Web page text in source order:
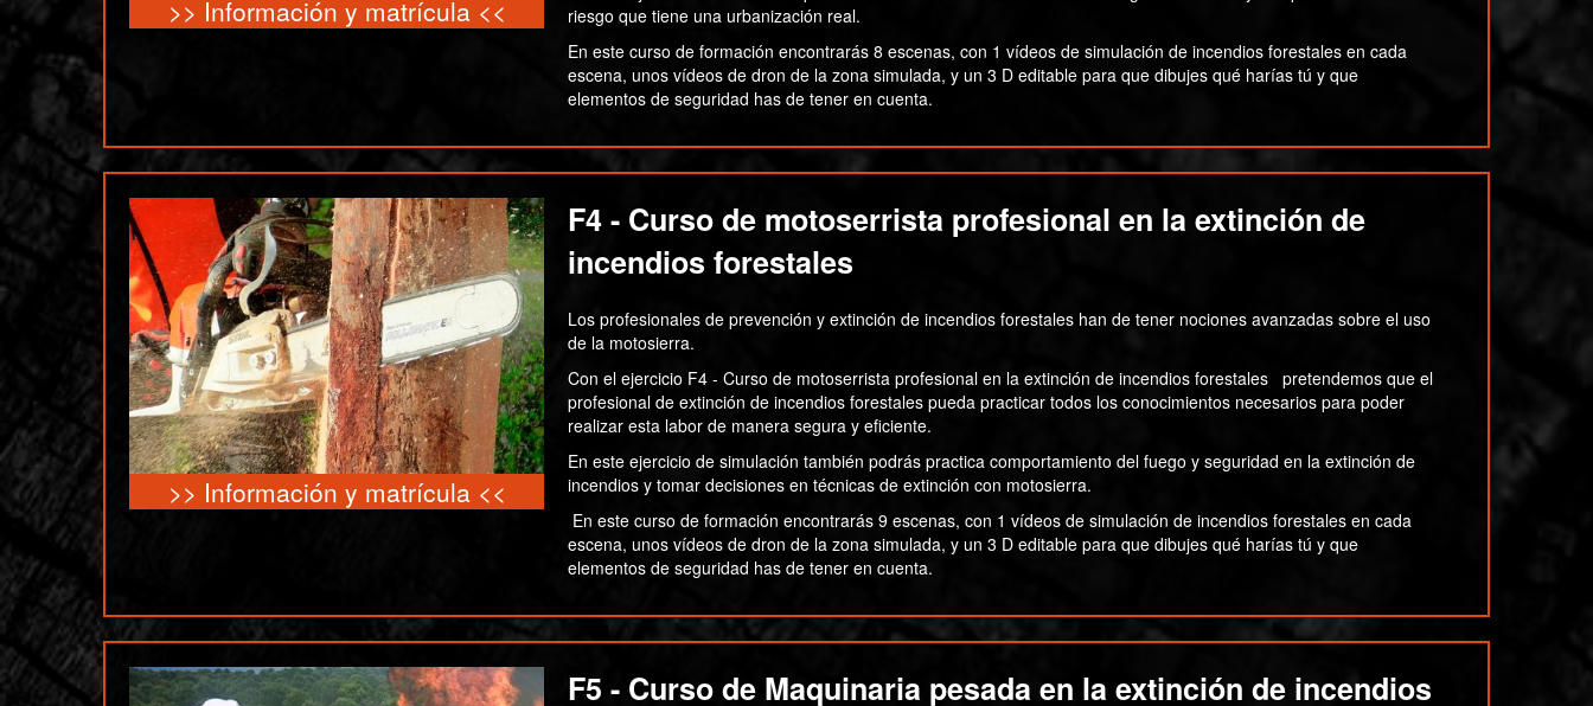
>> Información y matrícula <<
riesgo que tiene una urbanización real.
En este curso de formación encontrarás 8 escenas, con 1 vídeos de simulación de incendios forestales en cada
escena, unos vídeos de dron de la zona simulada, y un 3 D editable para que dibujes qué harías tú y que
elementos de seguridad has de tener en cuenta.
>> Información y matrícula <<
F4 - Curso de motoserrista profesional en la extinción de
incendios forestales
Los profesionales de prevención y extinción de incendios forestales han de tener nociones avanzadas sobre el uso
de la motosierra.
Con el ejercicio F4 - Curso de motoserrista profesional en la extinción de incendios forestales pretendemos que el
profesional de extinción de incendios forestales pueda practicar todos los conocimientos necesarios para poder
realizar esta labor de manera segura y eficiente.
En este ejercicio de simulación también podrás practica comportamiento del fuego y seguridad en la extinción de
incendios y tomar decisiones en técnicas de extinción con motosierra.
En este curso de formación encontrarás 9 escenas, con 1 vídeos de simulación de incendios forestales en cada
escena, unos vídeos de dron de la zona simulada, y un 3 D editable para que dibujes qué harías tú y que
elementos de seguridad has de tener en cuenta.
F5 - Curso de Maquinaria pesada en la extinción de incendios